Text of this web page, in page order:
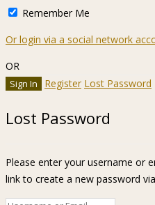
Remember Me
Or login via a social network
OR
Register Lost Password
Lost Password
Please enter your username or
link to create a new password